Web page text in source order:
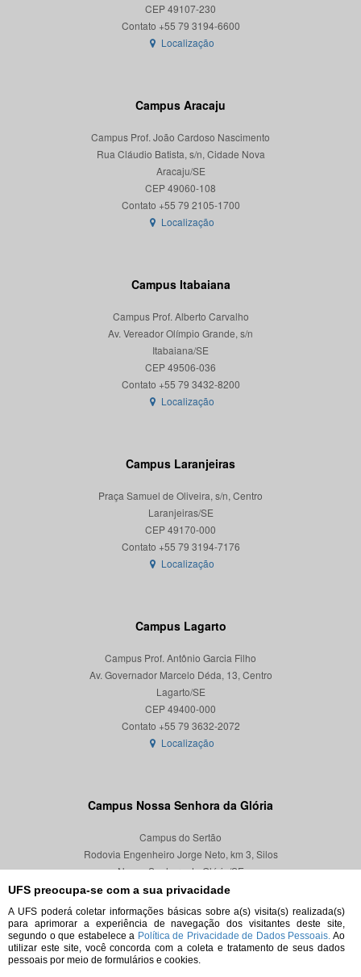
UFS preocupa-se com a sua privacidade
A UFS poderá coletar informações básicas sobre a(s) visita(s) realizada(s)
para aprimorar a experiência de navegação dos visitantes deste site,
segundo o que estabelece a Política de Privacidade de Dados Pessoais. Ao
utilizar este site, você concorda com a coleta e tratamento de seus dados
pessoais por meio de formulários e cookies.
CEP 49107-230
Localização
Campus Aracaju
Campus Prof. João Cardoso Nascimento
Rua Cláudio Batista, s/n, Cidade Nova
Aracaju/SE
CEP 49060-108
Localização
Campus Itabaiana
Campus Prof. Alberto Carvalho
Av. Vereador Olímpio Grande, s/n
Itabaiana/SE
CEP 49506-036
Localização
Campus Laranjeiras
Praça Samuel de Oliveira, s/n, Centro
Laranjeiras/SE
CEP 49170-000
Localização
Campus Lagarto
Campus Prof. Antônio Garcia Filho
Av. Governador Marcelo Déda, 13, Centro
Lagarto/SE
CEP 49400-000
Localização
Campus Nossa Senhora da Glória
Campus do Sertão
Rodovia Engenheiro Jorge Neto, km 3, Silos
Nossa Senhora da Glória/SE
CEP 49680-000
Localização